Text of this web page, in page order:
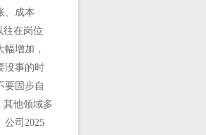
、成本
往在岗位
增加，
没事的时
要固步自
其他领域多
公司2025